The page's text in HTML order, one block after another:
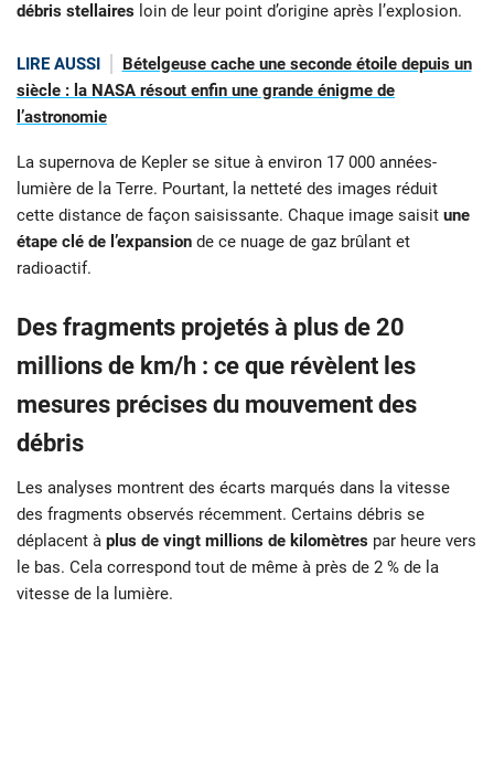
débris stellaires loin de leur point d’origine après l’explosion.
LIRE AUSSI
Bételgeuse cache une seconde étoile depuis un
siècle : la NASA résout enfin une grande énigme de
l’astronomie
La supernova de Kepler se situe à environ 17 000 années-
lumière de la Terre. Pourtant, la netteté des images réduit
cette distance de façon saisissante. Chaque image saisit une
étape clé de l’expansion de ce nuage de gaz brûlant et
radioactif.
Des fragments projetés à plus de 20
millions de km/h : ce que révèlent les
mesures précises du mouvement des
débris
Les analyses montrent des écarts marqués dans la vitesse
des fragments observés récemment. Certains débris se
déplacent à plus de vingt millions de kilomètres par heure vers
le bas. Cela correspond tout de même à près de 2 % de la
vitesse de la lumière.